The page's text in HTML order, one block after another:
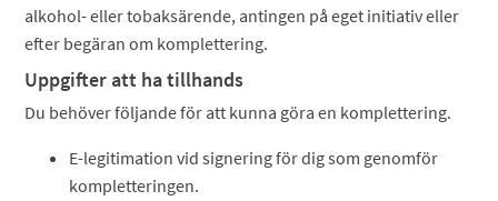
alkohol- eller tobaksärende, antingen på eget initiativ eller
efter begäran om komplettering.
Uppgifter att ha tillhands
Du behöver följande för att kunna göra en komplettering.
E-legitimation vid signering för dig som genomför
kompletteringen.